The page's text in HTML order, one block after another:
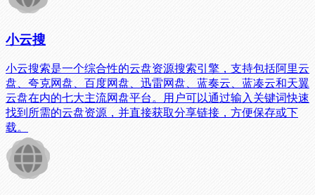
小云搜
小云搜索是一个综合性的云盘资源搜索引擎，支持包括阿里云
盘、夸克网盘、百度网盘、迅雷网盘、蓝奏云、蓝凑云和天翼
云盘在内的七大主流网盘平台。用户可以通过输入关键词快速
找到所需的云盘资源，并直接获取分享链接，方便保存或下
载。